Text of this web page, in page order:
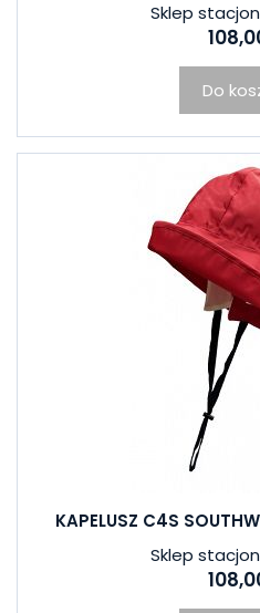
Sklep
Do
KAPELUSZ C4S
Sklep